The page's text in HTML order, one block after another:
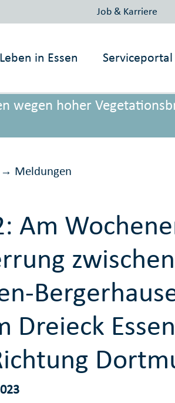
Job & Karriere
Leben in Essen Serviceportal
wegen hoher
→ Meldungen
Am
zwischen
Dreieck